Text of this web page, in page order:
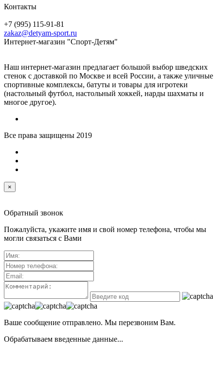
Контакты
+7 (995) 115-91-81
zakaz@detyam-sport.ru
Интернет-магазин "Спорт-Детям"
Наш интернет-магазин предлагает большой выбор шведских
стенок с доставкой по Москве и всей России, а также уличные
спортивные комплексы, батуты и товары для игротеки
(настольный футбол, настольный хоккей, нарды шахматы и
многое другое).
Все права защищены 2019
×
Обратный звонок
Пожалуйста, укажите имя и свой номер телефона, чтобы мы
могли связаться с Вами
Ваше сообщение отправлено. Мы перезвоним Вам.
Обрабатываем введенные данные...